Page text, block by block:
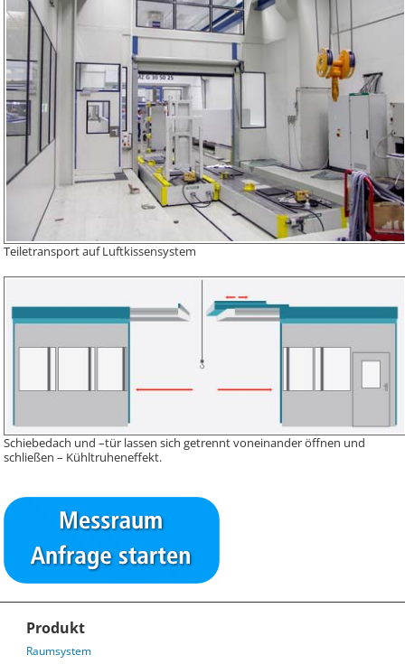
Teiletransport auf Luftkissensystem
Schiebedach und –tür lassen sich getrennt voneinander öffnen und
schließen – Kühltruheneffekt.
Produkt
Raumsystem